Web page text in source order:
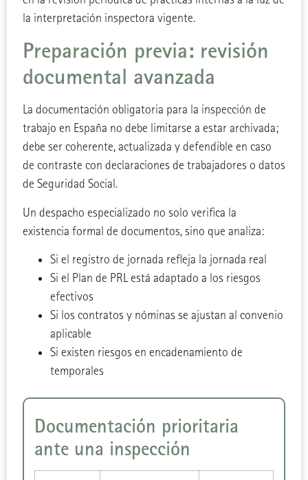
la interpretación inspectora vigente.
Preparación previa: revisión
documental avanzada
La documentación obligatoria para la inspección de
trabajo en España no debe limitarse a estar archivada;
debe ser coherente, actualizada y defendible en caso
de contraste con declaraciones de trabajadores o datos
de Seguridad Social.
Un despacho especializado no solo verifica la
existencia formal de documentos, sino que analiza:
Si el registro de jornada refleja la jornada real
Si el Plan de PRL está adaptado a los riesgos
efectivos
Si los contratos y nóminas se ajustan al convenio
aplicable
Si existen riesgos en encadenamiento de
temporales
Documentación prioritaria
ante una inspección